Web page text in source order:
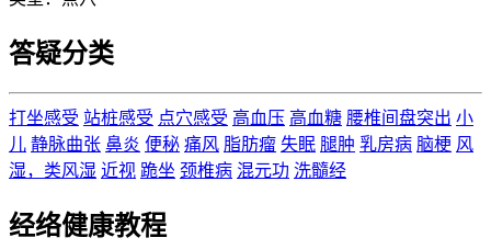
答疑分类
打坐感受 站桩感受 点穴感受 高血压 高血糖 腰椎间盘突出 小
儿 静脉曲张 鼻炎 便秘 痛风 脂肪瘤 失眠 腿肿 乳房病 脑梗 风
湿，类风湿 近视 跪坐 颈椎病 混元功 洗髓经
经络健康教程